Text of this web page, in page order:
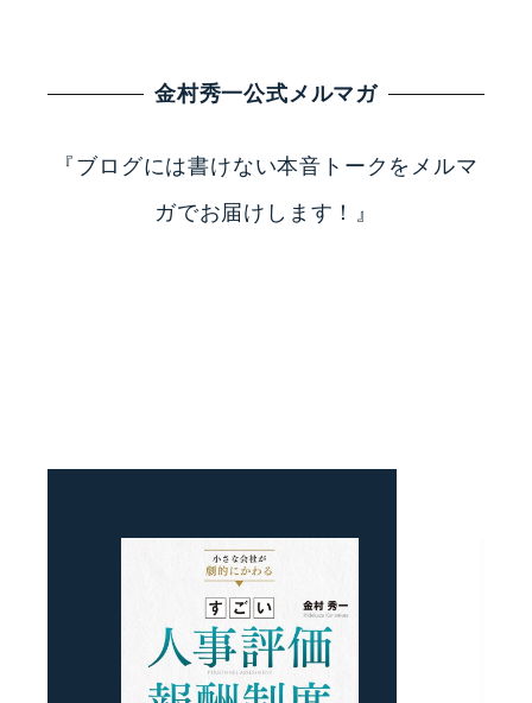
金村秀一公式メルマガ
『ブログには書けない本音トークをメルマ
ガでお届けします！』